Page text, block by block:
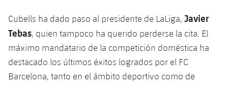
Historia
Entradas
Resultados
Clasificaciones
Calendario
Resultados
Actualidad
Barça C
Junior
Campus Verano
PLUSICON
MÁS
Información general
plusicon
más
Cubells ha dado paso al presidente de LaLiga, Javier
Tebas, quien tampoco ha querido perderse la cita. El
máximo mandatario de la competición doméstica ha
destacado los últimos éxitos logrados por el FC
Barcelona, tanto en el ámbito deportivo como de